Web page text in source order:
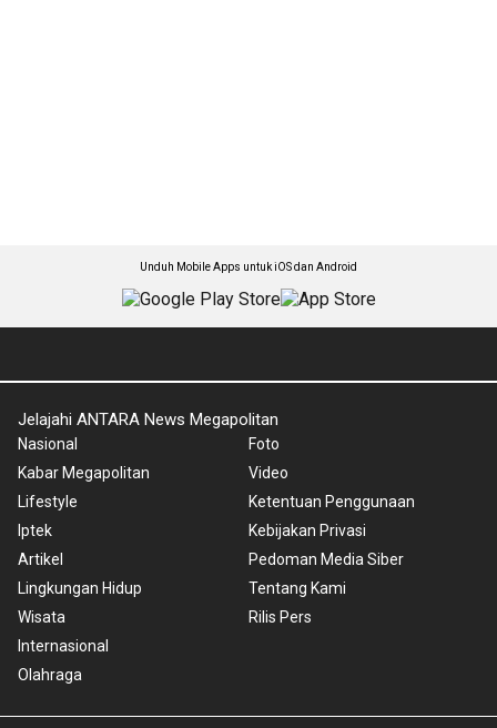
Unduh Mobile Apps untuk iOS dan Android
Jelajahi ANTARA News Megapolitan
Nasional
Kabar Megapolitan
Lifestyle
Iptek
Artikel
Lingkungan Hidup
Wisata
Internasional
Olahraga
Foto
Video
Ketentuan Penggunaan
Kebijakan Privasi
Pedoman Media Siber
Tentang Kami
Rilis Pers